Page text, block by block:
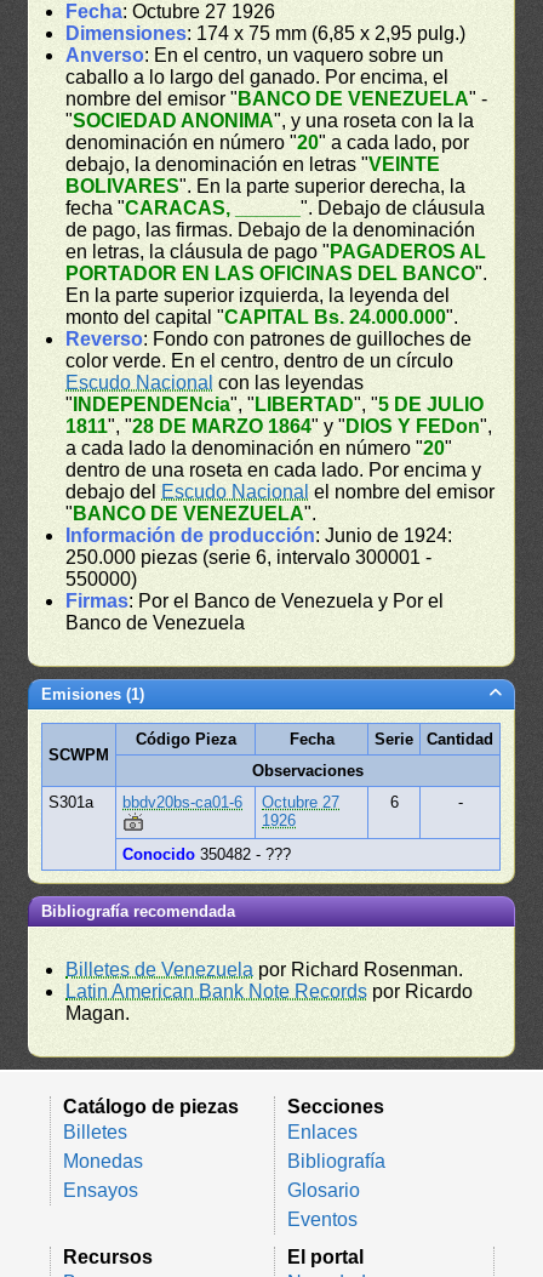
Fecha: Octubre 27 1926
Dimensiones: 174 x 75 mm (6,85 x 2,95 pulg.)
Anverso: En el centro, un vaquero sobre un
caballo a lo largo del ganado. Por encima, el
nombre del emisor " BANCO DE VENEZUELA" -
"SOCIEDAD ANONIMA", y una roseta con la la
denominación en número "20" a cada lado, por
debajo, la denominación en letras "VEINTE
BOLIVARES". En la parte superior derecha, la
fecha "CARACAS, ______". Debajo de cláusula
de pago, las firmas. Debajo de la denominación
en letras, la cláusula de pago " PAGADEROS AL
PORTADOR EN LAS OFICINAS DEL BANCO".
En la parte superior izquierda, la leyenda del
monto del capital "CAPITAL Bs. 24.000.000".
Reverso: Fondo con patrones de guilloches de
color verde. En el centro, dentro de un círculo
Escudo Nacional con las leyendas
" INDEPENDENcia", " LIBERTAD", "5 DE JULIO
1811", "28 DE MARZO 1864" y " DIOS Y FEDon",
a cada lado la denominación en número "20"
dentro de una roseta en cada lado. Por encima y
debajo del Escudo Nacional el nombre del emisor
" BANCO DE VENEZUELA".
Información de producción: Junio de 1924:
250.000 piezas (serie 6, intervalo 300001 -
550000)
Firmas: Por el Banco de Venezuela y Por el
Banco de Venezuela
Emisiones (1)
SCWPM
Código Pieza Fecha Serie
Cantidad
Observaciones
S301a
bbdv20bs-ca01-6
Octubre 27
1926
6 -
Conocido 350482 - ???
Bibliografía recomendada
Billetes de Venezuela por Richard Rosenman.
Latin American Bank Note Records por Ricardo
Magan.
Catálogo de piezas
Billetes
Monedas
Ensayos
Secciones
Enlaces
Bibliografía
Glosario
Eventos
Recursos
El portal